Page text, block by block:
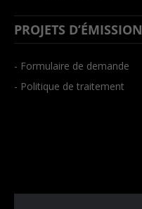
PROJETS D’ÉMISSION
- Formulaire de demande
- Politique de traitement